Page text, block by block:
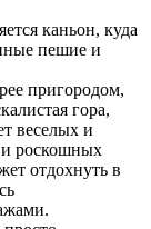
каньон, куда
пешие и
пригородом,
гора,
веселых и
роскошных
отдохнуть в